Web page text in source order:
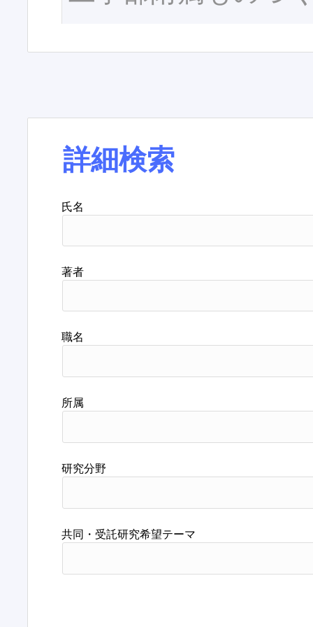
詳細検索
氏名
著者
職名
所属
研究分野
共同・受託研究希望テーマ